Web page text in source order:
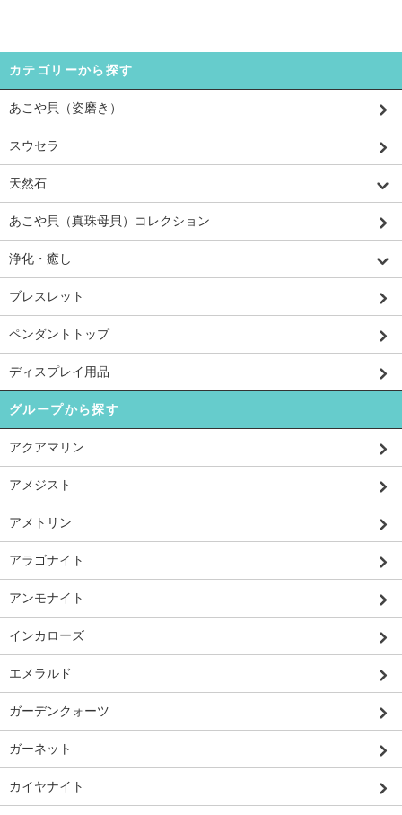
カテゴリーから探す
あこや貝（姿磨き）
スウセラ
天然石
あこや貝（真珠母貝）コレクション
浄化・癒し
ブレスレット
ペンダントトップ
ディスプレイ用品
グループから探す
アクアマリン
アメジスト
アメトリン
アラゴナイト
アンモナイト
インカローズ
エメラルド
ガーデンクォーツ
ガーネット
カイヤナイト